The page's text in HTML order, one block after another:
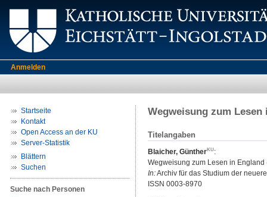
Anmelden
Startseite
Kontakt
Open Access an der KU
Server-Statistik
Blättern
Suchen
Suche nach Personen
Wegweisung zum Lesen
Titelangaben
Blaicher, Günther
:
Wegweisung zum Lesen in England
In:Archiv für das Studium der
ISSN 0003-8970